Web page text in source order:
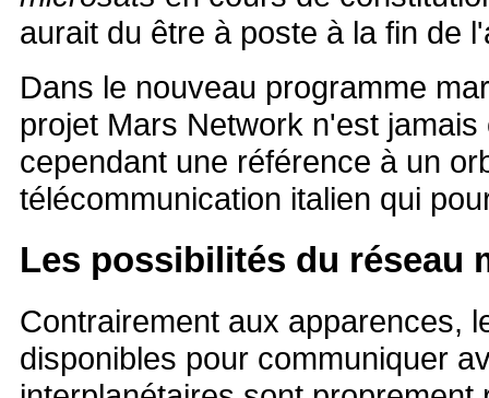
aurait du être à poste à la fin de
Dans le nouveau programme
projet Mars Network n'est
cependant une référence à un
télécommunication italien qui
Les possibilités du réseau
Contrairement aux apparences,
disponibles pour communiquer